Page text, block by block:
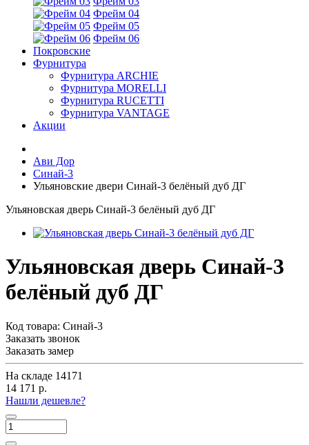
Фрейм 04
Фрейм 05
Фрейм 06
Покровские
Фурнитура
Фурнитура ARCHIE
Фурнитура MORELLI
Фурнитура RUCETTI
Фурнитура VANTAGE
Акции
Ави Дор
Синай-3
Ульяновские двери Синай-3 белёный дуб ДГ
Ульяновская дверь Синай-3 белёный дуб ДГ
Ульяновская дверь Синай-3
белёный дуб ДГ
Код товара: Синай-3
Заказать звонок
Заказать замер
На складе 14171
14 171 р.
Нашли дешевле?